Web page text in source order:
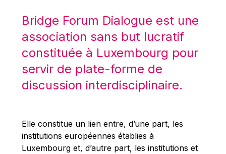
Mario Centeno
Mario Monti
Maroš ŠEFČOVIČ
Martin Bailey
Martine Reicherts
Michael Sohlman
Michel Goedert
Bridge Forum Dialogue est une
association sans but lucratif
constituée à Luxembourg pour
servir de plate-forme de
discussion interdisciplinaire.
Elle constitue un lien entre, d’une part, les
institutions européennes établies à
Luxembourg et, d’autre part, les institutions et